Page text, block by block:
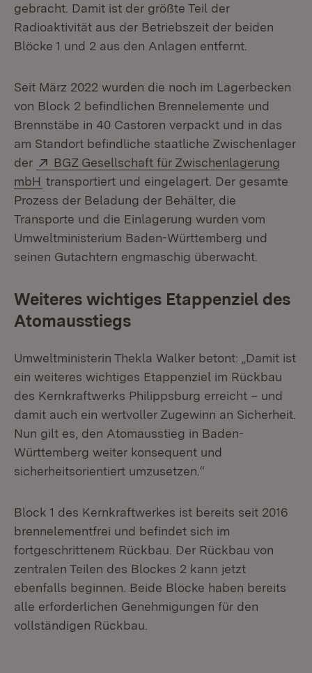
gebracht. Damit ist der größte Teil der
Radioaktivität aus der Betriebszeit der beiden
Blöcke 1 und 2 aus den Anlagen entfernt.
Seit März 2022 wurden die noch im Lagerbecken
von Block 2 befindlichen Brennelemente und
Brennstäbe in 40 Castoren verpackt und in das
am Standort befindliche staatliche Zwischenlager
der
Extern:
BGZ Gesellschaft für Zwischenlagerung
mbH (Öffnet in neuem Fenster)
transportiert und eingelagert. Der gesamte
Prozess der Beladung der Behälter, die
Transporte und die Einlagerung wurden vom
Umweltministerium Baden-Württemberg und
seinen Gutachtern engmaschig überwacht.
Weiteres wichtiges Etappenziel des
Atomausstiegs
Umweltministerin Thekla Walker betont: „Damit ist
ein weiteres wichtiges Etappenziel im Rückbau
des Kernkraftwerks Philippsburg erreicht – und
damit auch ein wertvoller Zugewinn an Sicherheit.
Nun gilt es, den Atomausstieg in Baden-
Württemberg weiter konsequent und
sicherheitsorientiert umzusetzen.“
Block 1 des Kernkraftwerkes ist bereits seit 2016
brennelementfrei und befindet sich im
fortgeschrittenem Rückbau. Der Rückbau von
zentralen Teilen des Blockes 2 kann jetzt
ebenfalls beginnen. Beide Blöcke haben bereits
alle erforderlichen Genehmigungen für den
vollständigen Rückbau.